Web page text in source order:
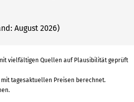
August 2026)
vielfältigen Quellen auf Plausibilität geprüft
tagesaktuellen Preisen berechnet.